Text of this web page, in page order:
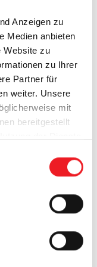
Anzeigen zu
Medien anbieten
Website zu
zu Ihrer
Partner für
weiter. Unsere
mit
bereitgestellt
im